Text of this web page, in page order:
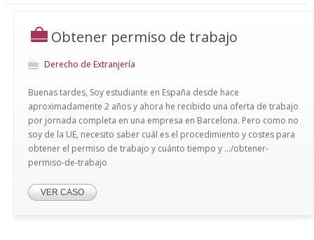
Obtener permiso de trabajo
Derecho de Extranjería
Buenas tardes, Soy estudiante en España desde hace
aproximadamente 2 años y ahora he recibido una oferta de trabajo
por jornada completa en una empresa en Barcelona. Pero como no
soy de la UE, necesito saber cuál es el procedimiento y costes para
obtener el permiso de trabajo y cuánto tiempo y .../obtener-
permiso-de-trabajo
VER CASO